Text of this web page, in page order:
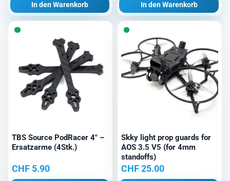
In den Warenkorb In den Warenkorb
TBS Source PodRacer 4″ –
Ersatzarme (4Stk.)
CHF 5.90
Skky light prop guards for
AOS 3.5 V5 (for 4mm
standoffs)
CHF25.00